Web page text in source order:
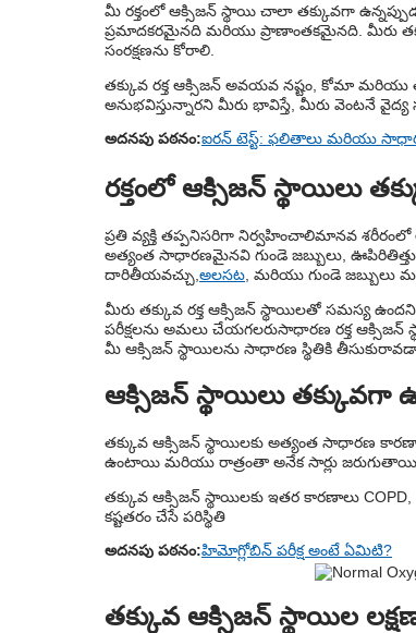
మీ రక్తంలో ఆక్సిజన్ స్థాయి చాలా తక్కువగా
ప్రమాదకరమైనది మరియు ప్రాణాంతకమైనది. మీరు
సంరక్షణను కోరాలి.
తక్కువ రక్త ఆక్సిజన్ అవయవ నష్టం, కోమా
అనుభవిస్తున్నారని మీరు భావిస్తే, మీరు వెంటనే వైద్య
అదనపు పఠనం:ఐరన్ టెస్ట్: ఫలితాలు మరియు
రక్తంలో ఆక్సిజన్ స్థాయిలు
ప్రతి వ్యక్తి తప్పనిసరిగా నిర్వహించాలిమానవ శరీరంలో
అత్యంత సాధారణమైనవి గుండె జబ్బులు,
దారితీయవచ్చు, అలసట , మరియు గుండె జబ్బులు
మీరు తక్కువ రక్త ఆక్సిజన్ స్థాయిలతో సమస్య
పరీక్షలను అమలు చేయగలరుసాధారణ రక్త ఆక్సిజన్
మీ ఆక్సిజన్ స్థాయిలను సాధారణ స్థితికి
ఆక్సిజన్ స్థాయిలు
తక్కువ ఆక్సిజన్ స్థాయిలకు అత్యంత సాధారణ
ఉంటాయి మరియు రాత్రంతా అనేక సార్లు జరుగుతాయి.
తక్కువ ఆక్సిజన్ స్థాయిలకు ఇతర కారణాలు
కష్టతరం చేసే పరిస్థితి
అదనపు పఠనం:హిమోగ్లోబిన్ పరీక్ష అంటే ఏమిటి?
తక్కువ ఆక్సిజన్ స్థాయిల